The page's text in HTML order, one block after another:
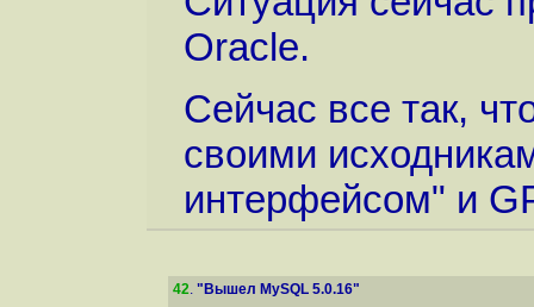
Oracle.
Сейчас все так,
своими
интерфейсом" и
42. "Вышел MySQL 5.0.16"